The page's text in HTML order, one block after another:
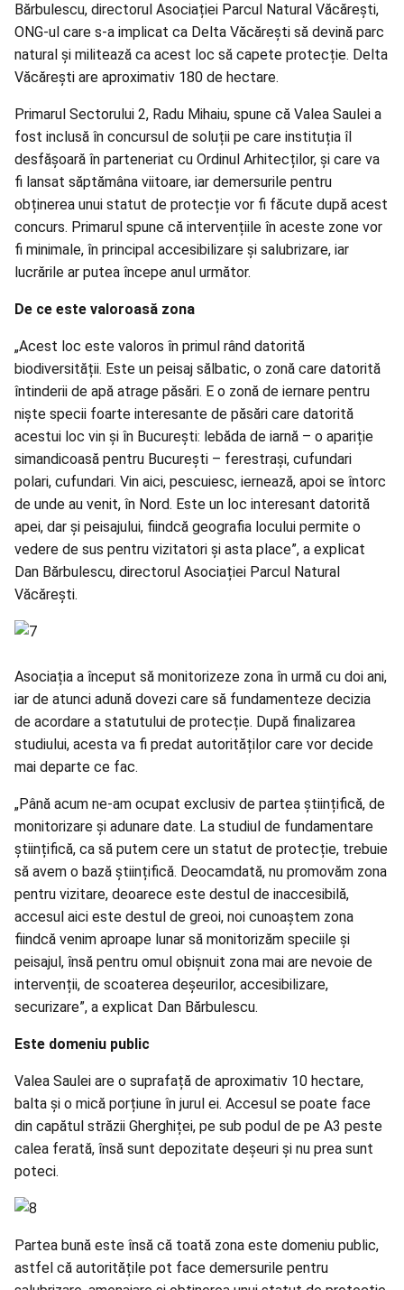
Bărbulescu, directorul Asociației Parcul Natural Văcărești,
ONG-ul care s-a implicat ca Delta Văcărești să devină parc
natural și militează ca acest loc să capete protecție. Delta
Văcărești are aproximativ 180 de hectare.
Primarul Sectorului 2, Radu Mihaiu, spune că Valea Saulei a
fost inclusă în concursul de soluții pe care instituția îl
desfășoară în parteneriat cu Ordinul Arhitecților, și care va
fi lansat săptămâna viitoare, iar demersurile pentru
obținerea unui statut de protecție vor fi făcute după acest
concurs. Primarul spune că intervențiile în aceste zone vor
fi minimale, în principal accesibilizare și salubrizare, iar
lucrările ar putea începe anul următor.
De ce este valoroasă zona
„Acest loc este valoros în primul rând datorită
biodiversității. Este un peisaj sălbatic, o zonă care datorită
întinderii de apă atrage păsări. E o zonă de iernare pentru
niște specii foarte interesante de păsări care datorită
acestui loc vin și în București: lebăda de iarnă – o apariție
simandicoasă pentru București – ferestrași, cufundari
polari, cufundari. Vin aici, pescuiesc, iernează, apoi se întorc
de unde au venit, în Nord. Este un loc interesant datorită
apei, dar și peisajului, fiindcă geografia locului permite o
vedere de sus pentru vizitatori și asta place”, a explicat
Dan Bărbulescu, directorul Asociației Parcul Natural
Văcărești.
Asociația a început să monitorizeze zona în urmă cu doi ani,
iar de atunci adună dovezi care să fundamenteze decizia
de acordare a statutului de protecție. După finalizarea
studiului, acesta va fi predat autorităților care vor decide
mai departe ce fac.
„Până acum ne-am ocupat exclusiv de partea științifică, de
monitorizare și adunare date. La studiul de fundamentare
științifică, ca să putem cere un statut de protecție, trebuie
să avem o bază științifică. Deocamdată, nu promovăm zona
pentru vizitare, deoarece este destul de inaccesibilă,
accesul aici este destul de greoi, noi cunoaștem zona
fiindcă venim aproape lunar să monitorizăm speciile și
peisajul, însă pentru omul obișnuit zona mai are nevoie de
intervenții, de scoaterea deșeurilor, accesibilizare,
securizare”, a explicat Dan Bărbulescu.
Este domeniu public
Valea Saulei are o suprafață de aproximativ 10 hectare,
balta și o mică porțiune în jurul ei. Accesul se poate face
din capătul străzii Gherghiței, pe sub podul de pe A3 peste
calea ferată, însă sunt depozitate deșeuri și nu prea sunt
poteci.
Partea bună este însă că toată zona este domeniu public,
astfel că autoritățile pot face demersurile pentru